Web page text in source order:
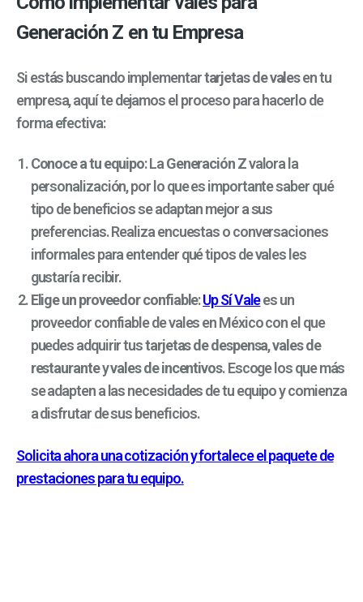
Generación Z en tu Empresa
Si estás buscando implementartarjetas de valesen tu
empresa, aquí te dejamos el proceso para hacerlo de
forma efectiva:
Conoce a tu equipo: LaGeneración Zvalora la
personalización, por lo que es importante saber qué
tipo de beneficios se adaptan mejor a sus
preferencias. Realiza encuestas o conversaciones
informales para entender qué tipos de vales les
gustaría recibir.
Elige un proveedor confiable:Up Sí Valees un
proveedor confiable de vales en México con el que
puedes adquirir tustarjetasde despensa,vales de
restauranteyvales de incentivos. Escoge los que más
se adapten a las necesidades de tu equipo y comienza
a disfrutar de sus beneficios.
Solicita ahora una cotización y fortalece el paquete de
prestaciones para tu equipo.